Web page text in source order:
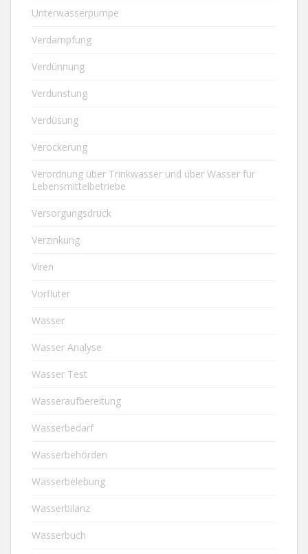
Unterwasserpumpe
Verdampfung
Verdünnung
Verdunstung
Verdüsung
Verockerung
Verordnung über Trinkwasser und über Wasser für
Lebensmittelbetriebe
Versorgungsdruck
Verzinkung
Viren
Vorfluter
Wasser
Wasser Analyse
Wasser Test
Wasseraufbereitung
Wasserbedarf
Wasserbehörden
Wasserbelebung
Wasserbilanz
Wasserbuch